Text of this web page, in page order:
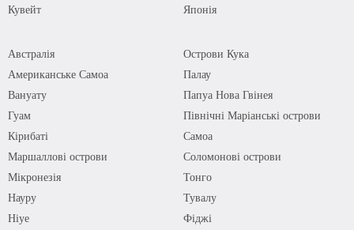
Кувейт
Японія
Австралія
Американське Самоа
Вануату
Гуам
Кірибаті
Маршаллові острови
Мікронезія
Науру
Ніуе
Острови Кука
Палау
Папуа Нова Гвінея
Північні Маріанські острови
Самоа
Соломонові острови
Тонго
Тувалу
Фіджі